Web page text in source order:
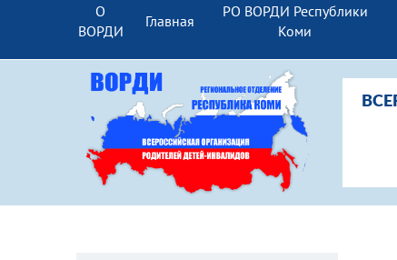
О
ВОРДИ
Главная
РО ВОРДИ Республики
Коми